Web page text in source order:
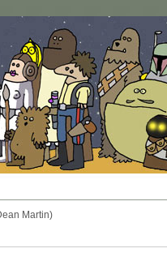
Martin)